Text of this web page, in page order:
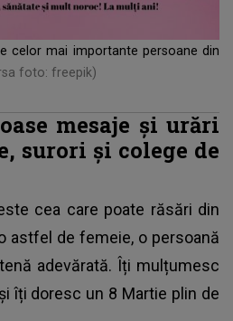
celor mai importante persoane din
foto: freepik)
mesaje și urări
surori și colege de
cea care poate răsări din
astfel de femeie, o persoană
adevărată. Îți mulțumesc
îți doresc un 8 Martie plin de